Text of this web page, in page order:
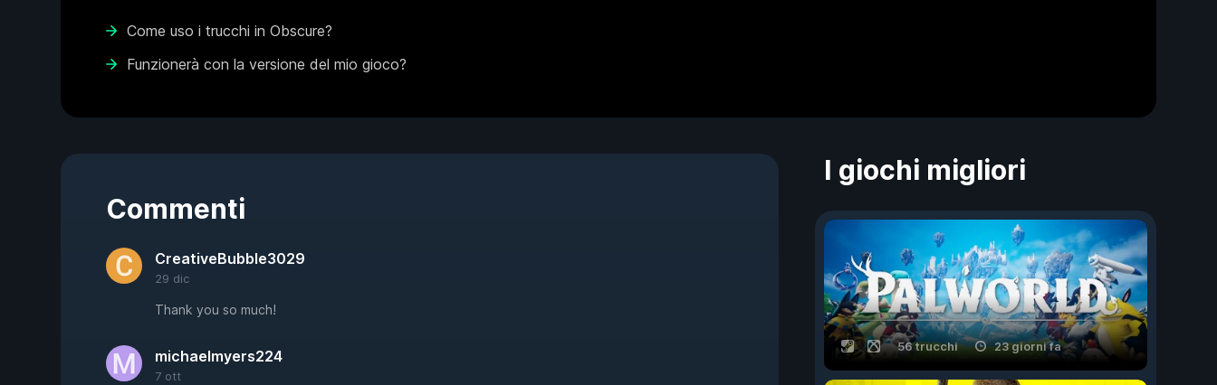
Come uso i trucchi in Obscure?
Funzionerà con la versione del mio gioco?
Commenti
CreativeBubble3029
29 dic
Thank you so much!
michaelmyers224
7 ott
I giochi migliori
56 trucchi 23 giorni fa